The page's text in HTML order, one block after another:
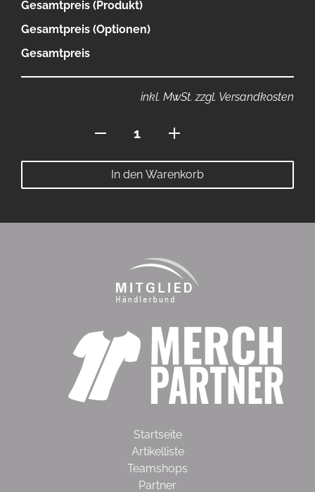
Gesamtpreis (Produkt)
Gesamtpreis (Optionen)
Gesamtpreis
inkl. MwSt. zzgl. Versandkosten
Jacke
mit
Kapuze
Menge
In den Warenkorb
Startseite
Artikelliste
Teamshops
Partner